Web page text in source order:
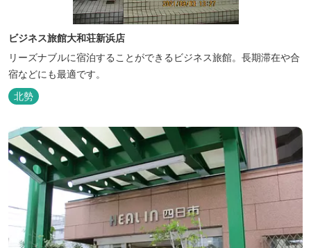
ビジネス旅館大和荘新浜店
リーズナブルに宿泊することができるビジネス旅館。長期滞在や合
宿などにも最適です。
北勢